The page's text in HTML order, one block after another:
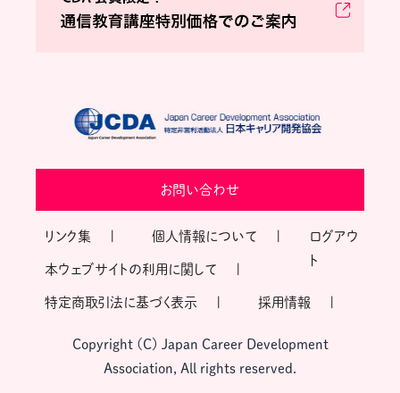
お問い合わせ
リンク集 個人情報について
本ウェブサイトの利用に関して
特定商取引法に基づく表示 採用情報
ログアウ
ト
Copyright (C) Japan Career Development
Association, All rights reserved.